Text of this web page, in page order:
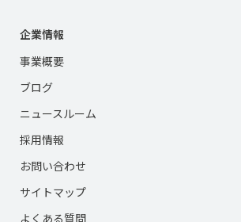
企業情報
事業概要
ブログ
ニュースルーム
採用情報
お問い合わせ
サイトマップ
よくある質問